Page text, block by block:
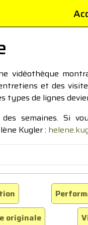
vidéothèque
et des
types de lignes
semaines. Si
Kugler :
originale